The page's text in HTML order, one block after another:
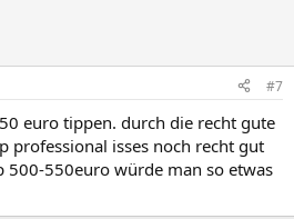
#7
euro tippen. durch die recht gute
professional isses noch recht gut
500-550euro würde man so etwas